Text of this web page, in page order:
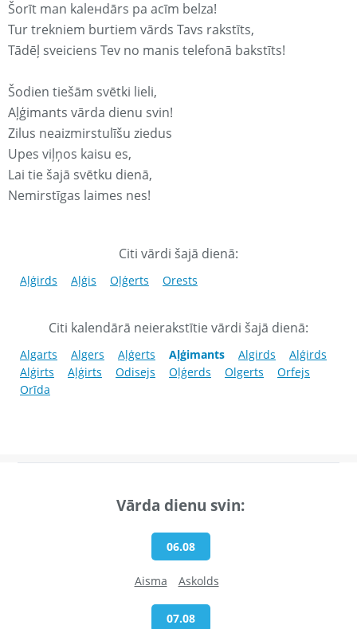
Šorīt man kaleнdārs pa acīm belza!
Tur trekniem burtiem vārds Tavs rakstīts,
Tādēļ sveiciens Tev no manis telefonā bakstīts!
Šodien tiešām svētki lieli,
Aļģimants vārda dienu svin!
Zilus neaizmirstulīšu ziedus
Upes viļņos kaisu es,
Lai tie šajā svētku dienā,
Nemirstīgas laimes nes!
Citi vārdi šajā dienā:
Aļģirds Aļģis Oļģerts Orests
Citi kalendārā neierakstītie vārdi šajā dienā:
Algarts Algers Aļģerts Aļģimants Algirds
Alģirds
Alģirts
Aļģirts Odisejs Oļģerds Olgerts
Orfejs
Orīda
Vārda dienu svin:
06.08
Aisma Askolds
07.08